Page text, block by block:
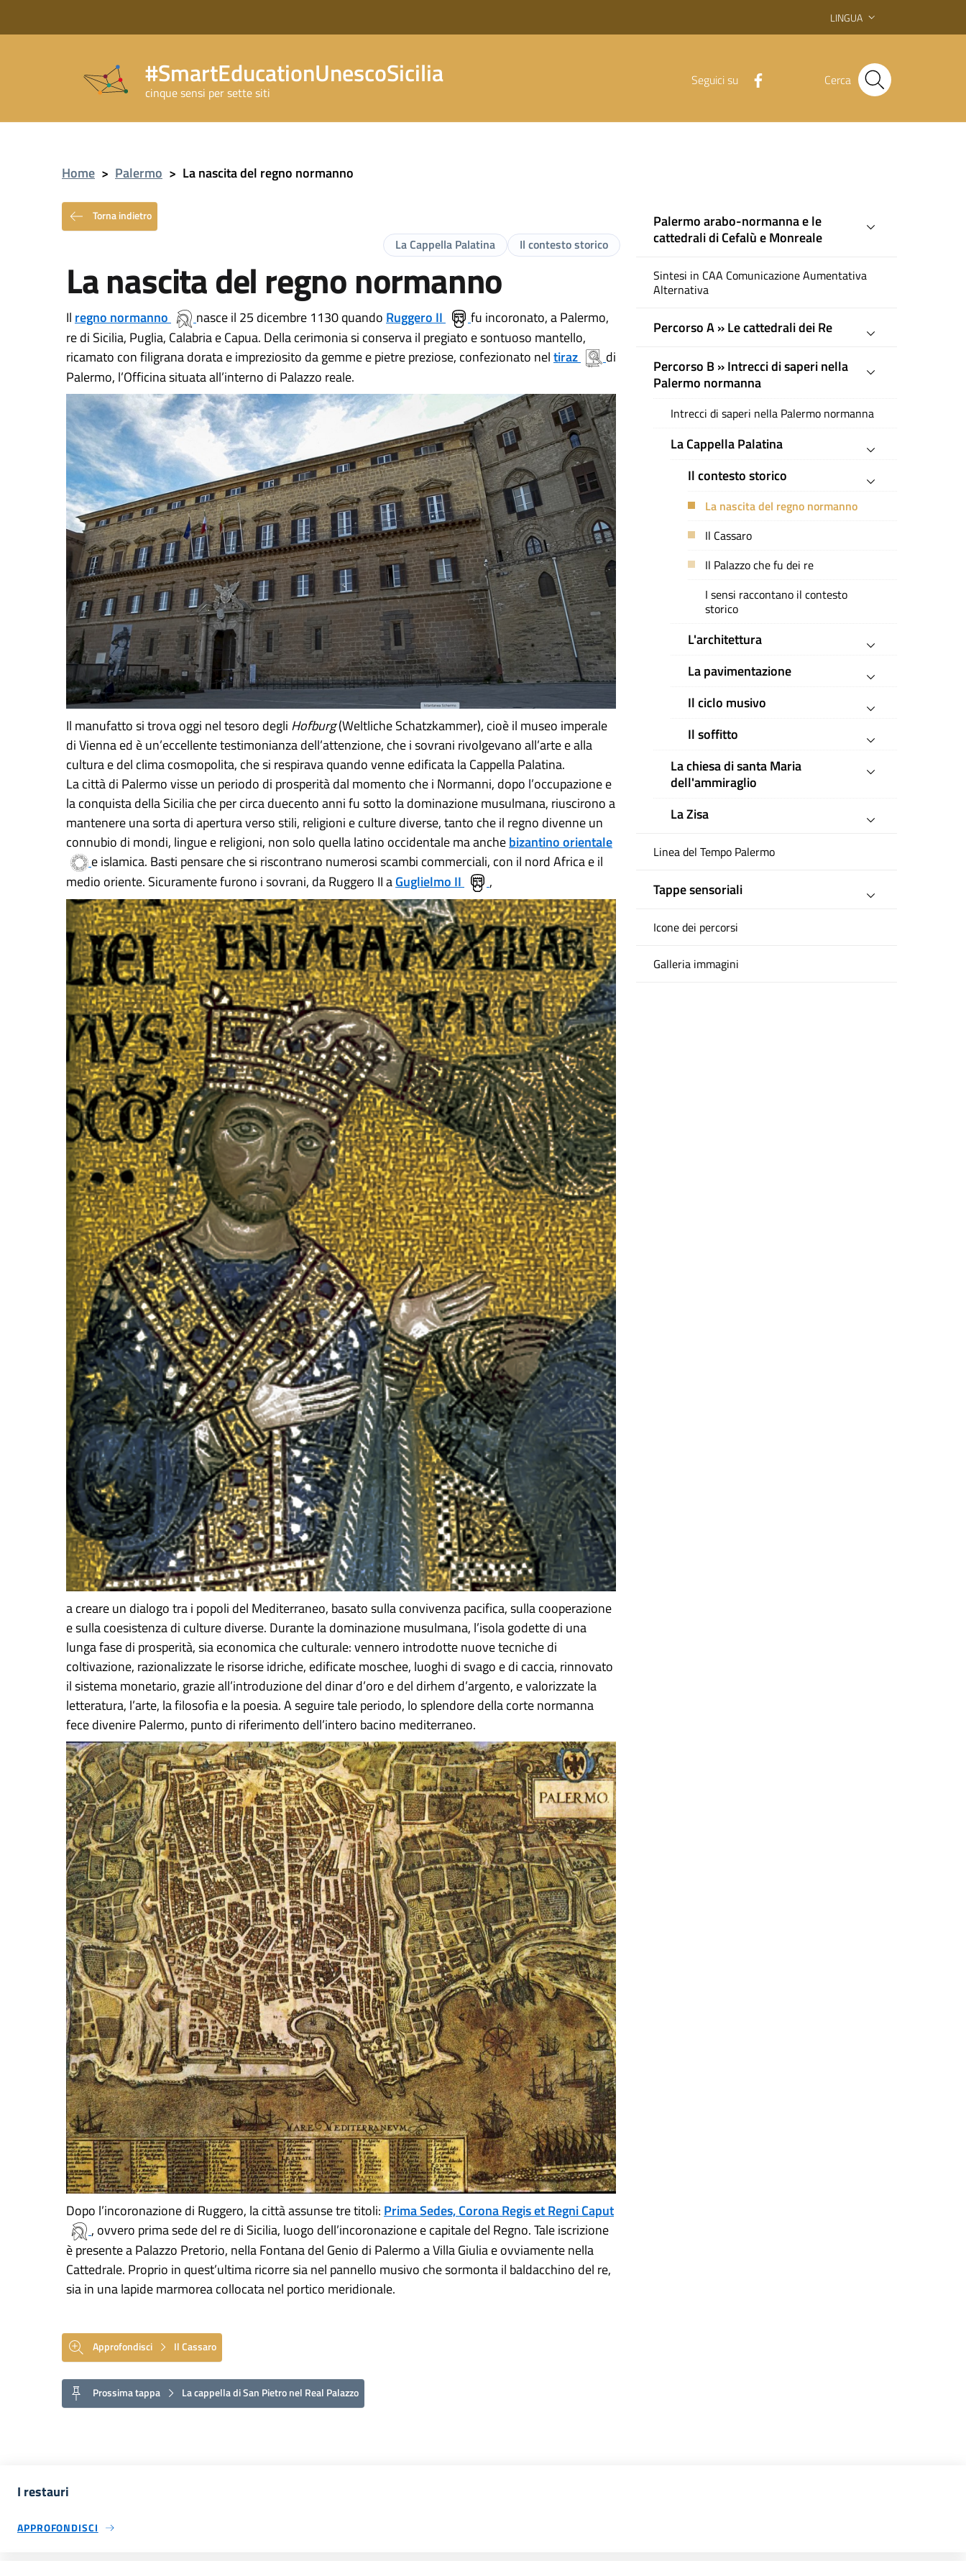
LINGUA
#SmartEducationUnescoSicilia
cinque sensi per sette siti
Seguici su Cerca
Home > Palermo > La nascita del regno normanno
Torna indietro
Il contesto storico
La Cappella Palatina
La nascita del regno normanno
Il regno normanno nasce il 25 dicembre 1130 quando Ruggero II
fu incoronato, a Palermo,
re di Sicilia, Puglia, Calabria e Capua. Della cerimonia si conserva il pregiato e sontuoso mantello,
ricamato con filigrana dorata e impreziosito da gemme e pietre preziose, confezionato neltiraz
di
Palermo, l’Officina situata all’interno di Palazzo reale.
Il manufatto si trova oggi nel tesoro degli Hofburg(Weltliche Schatzkammer), cioè il museo imperale
di Vienna ed è un’eccellente testimonianza dell’attenzione, che i sovrani rivolgevano all’arte e alla
cultura e del clima cosmopolita, che si respirava quando venne edificata la Cappella Palatina.
La città di Palermo visse un periodo di prosperità dal momento che i Normanni, dopo l’occupazione e
la conquista della Sicilia che per circa duecento anni fu sotto la dominazione musulmana, riuscirono a
mantenere una sorta di apertura verso stili, religioni e culture diverse, tanto che il regno divenne un
connubio di mondi, lingue e religioni, non solo quella latino occidentale ma anchebizantino orientale
e islamica. Basti pensare che si riscontrano numerosi scambi commerciali, con il nord Africa e il
medio oriente. Sicuramente furono i sovrani, da Ruggero II aGuglielmo II ,
a creare un dialogo tra i popoli del Mediterraneo, basato sulla convivenza pacifica, sulla cooperazione
e sulla coesistenza di culture diverse. Durante la dominazione musulmana, l’isola godette di una
lunga fase di prosperità, sia economica che culturale: vennero introdotte nuove tecniche di
coltivazione, razionalizzate le risorse idriche, edificate moschee, luoghi di svago e di caccia, rinnovato
il sistema monetario, grazie all’introduzione del dinar d’oro e del dirhem d’argento, e valorizzate la
letteratura, l’arte, la filosofia e la poesia. A seguire tale periodo, lo splendore della corte normanna
fece divenire Palermo, punto di riferimento dell’intero bacino mediterraneo.
Dopo l’incoronazione di Ruggero, la città assunse tre titoli: Prima Sedes, Corona Regis et Regni Caput
, ovvero prima sede del re di Sicilia, luogo dell’incoronazione e capitale del Regno. Tale iscrizione
è presente a Palazzo Pretorio, nella Fontana del Genio di Palermo a Villa Giulia e ovviamente nella
Cattedrale. Proprio in quest’ultima ricorre sia nel pannello musivo che sormonta il baldacchino del re,
sia in una lapide marmorea collocata nel portico meridionale.
Approfondisci Il Cassaro
Prossima tappa La cappella di San Pietro nel Real Palazzo
Palermo arabo-normanna e le
cattedrali di Cefalù e Monreale
Sintesi in CAA Comunicazione Aumentativa
Alternativa
Percorso A » Le cattedrali dei Re
Percorso B » Intrecci di saperi nella
Palermo normanna
Intrecci di saperi nella Palermo normanna
La Cappella Palatina
Il contesto storico
La nascita del regno normanno
Il Cassaro
Il Palazzo che fu dei re
I sensi raccontano il contesto
storico
L'architettura
La pavimentazione
Il ciclo musivo
Il soffitto
La chiesa di santa Maria
dell'ammiraglio
La Zisa
Linea del Tempo Palermo
Tappe sensoriali
Icone dei percorsi
Galleria immagini
I restauri
APPROFONDISCI